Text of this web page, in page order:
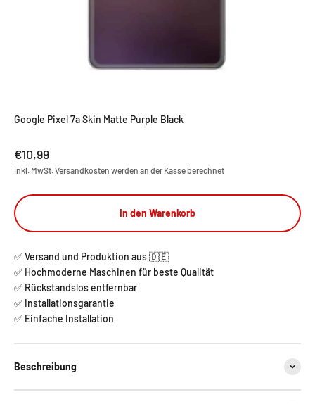
Google Pixel 7a Skin Matte Purple Black
Angebot
€10,99
inkl. MwSt.Versandkosten werden an der Kasse berechnet
In den Warenkorb
✅ Versand und Produktion aus 🇩🇪
✅ Hochmoderne Maschinen für beste Qualität
✅ Rückstandslos entfernbar
✅ Installationsgarantie
✅ Einfache Installation
Beschreibung